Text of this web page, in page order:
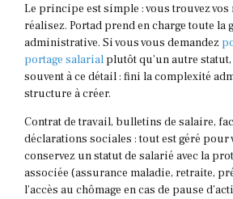
Le principe est simple : vous trouvez vos
réalisez. Portad prend en charge toute la
administrative. Si vous vous demandez
portage salarial plutôt qu’un autre
souvent à ce détail : fini la complexité
structure à créer.
Contrat de travail, bulletins de salaire,
déclarations sociales : tout est géré pour
conservez un statut de salarié avec la
associée (assurance maladie, retraite,
l’accès au chômage en cas de pause